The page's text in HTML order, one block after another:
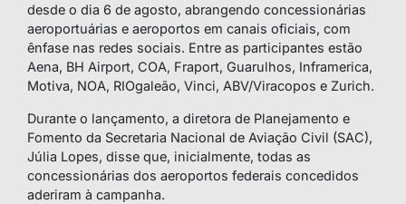
desde o dia 6 de agosto, abrangendo concessionárias
aeroportuárias e aeroportos em canais oficiais, com
ênfase nas redes sociais. Entre as participantes estão
Aena, BH Airport, COA, Fraport, Guarulhos, Inframerica,
Motiva, NOA, RIOgaleão, Vinci, ABV/Viracopos e Zurich.
Durante o lançamento, a diretora de Planejamento e
Fomento da Secretaria Nacional de Aviação Civil (SAC),
Júlia Lopes, disse que, inicialmente, todas as
concessionárias dos aeroportos federais concedidos
aderiram à campanha.